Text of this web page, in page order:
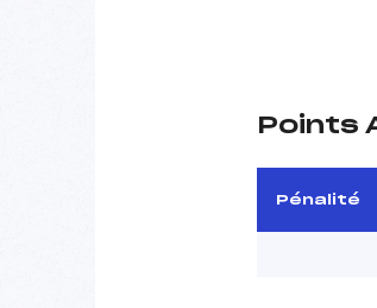
Points
Pénalité